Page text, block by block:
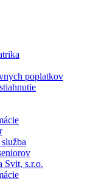
poplatkov
Svit, s.r.o.